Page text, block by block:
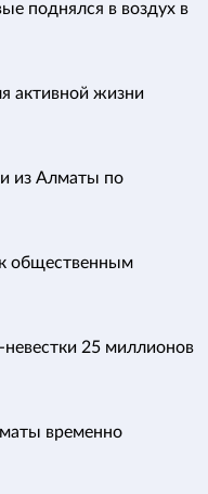
поднялся в воздух в
активной жизни
из Алматы по
общественным
25 миллионов
временно